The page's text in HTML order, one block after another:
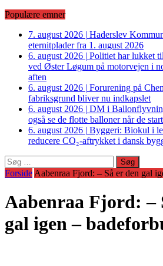
Populære emner
7. august 2026 | Haderslev
eternitplader fra 1. august 2026
6. august 2026 | Politiet har lukket
ved Øster Løgum på motorvejen i
aften
6. august 2026 | Forurening på
fabriksgrund bliver nu indkapslet
6. august 2026 | DM i
også se de flotte balloner når de
6. august 2026 | Byggeri: Biokul i
reducere CO₂-aftrykket i dansk
Søg
efter:
Forside Aabenraa Fjord: – Så er den gal
Aabenraa Fjord: –
gal igen –